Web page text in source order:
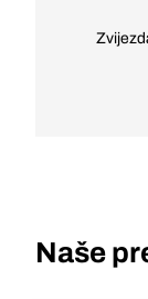
Naše